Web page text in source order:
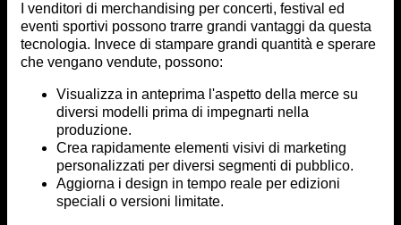
I venditori di merchandising per concerti, festival ed
eventi sportivi possono trarre grandi vantaggi da questa
tecnologia. Invece di stampare grandi quantità e sperare
che vengano vendute, possono:
Visualizza in anteprima l'aspetto della merce su
diversi modelli prima di impegnarti nella
produzione.
Crea rapidamente elementi visivi di marketing
personalizzati per diversi segmenti di pubblico.
Aggiorna i design in tempo reale per edizioni
speciali o versioni limitate.